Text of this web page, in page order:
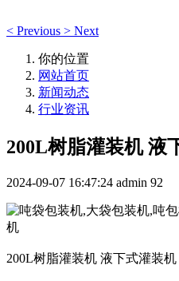
< Previous > Next
你的位置
网站首页
新闻动态
行业资讯
200L树脂灌装机 液
2024-09-07 16:47:24 admin 92
200L树脂灌装机 液下式灌装机